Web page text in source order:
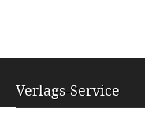
Verlags-Service